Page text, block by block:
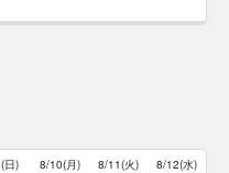
日) 8/10(月) 8/11(火) 8/12(水)